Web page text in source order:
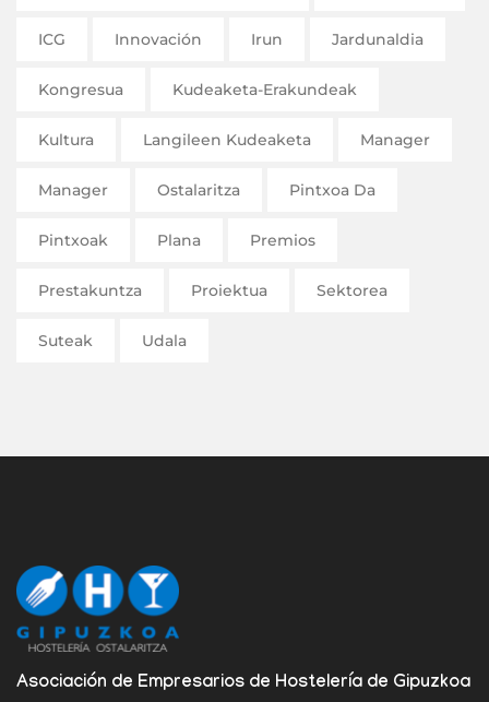
ICG Innovación Irun Jardunaldia
Kongresua Kudeaketa-Erakundeak
Kultura Langileen Kudeaketa Manager
Manager Ostalaritza Pintxoa Da
Pintxoak Plana Premios
Prestakuntza Proiektua Sektorea
Suteak Udala
Asociación de Empresarios de Hostelería de Gipuzkoa